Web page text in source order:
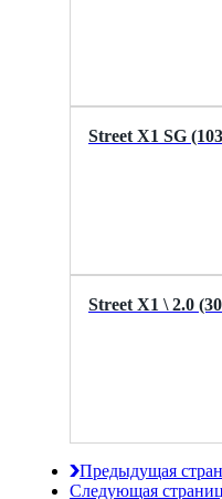
Street X1 SG
Street X1 \ 2.0
Предыдущая
Следующая